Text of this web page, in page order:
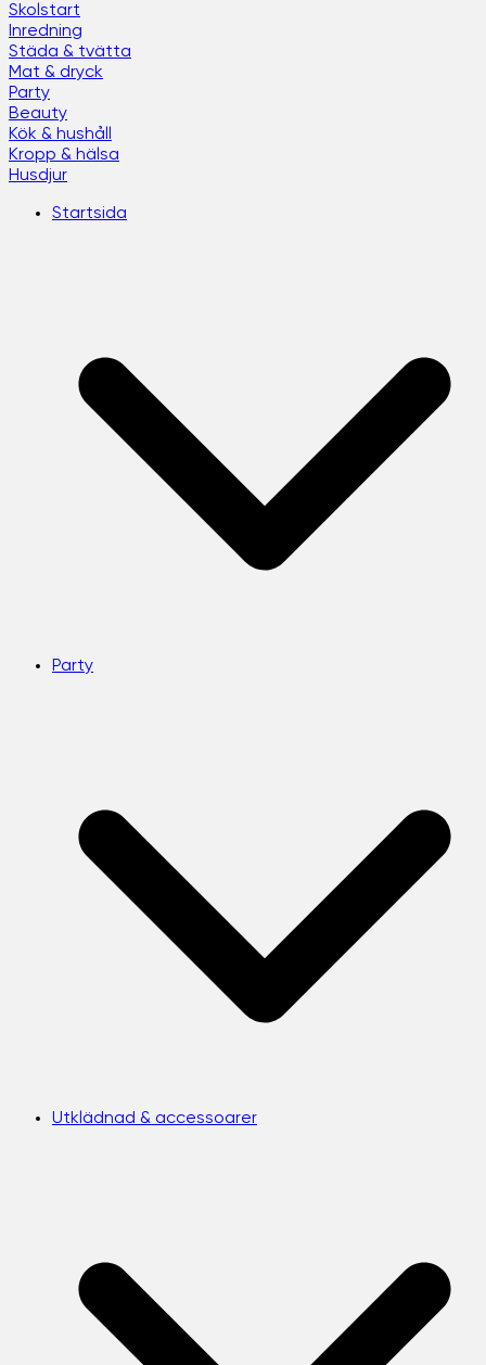
Skolstart
Inredning
Städa & tvätta
Mat & dryck
Party
Beauty
Kök & hushåll
Kropp & hälsa
Husdjur
Startsida
Party
Utklädnad & accessoarer